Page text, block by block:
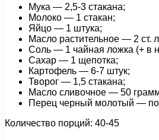
Мука — 2,5-3 стакана;
Молоко — 1 стакан;
Яйцо — 1 штука;
Масло растительное — 2 ст.
Соль — 1 чайная ложка (+ в
Сахар — 1 щепотка;
Картофель — 6-7 штук;
Творог — 1,5 стакана;
Масло сливочное — 50
Перец черный молотый — по
Количество порций: 40-45